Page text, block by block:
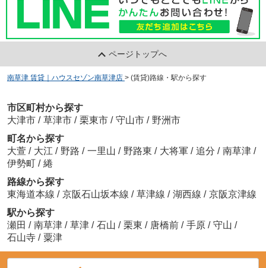
ページトップへ
南草津 賃貸｜ハウスセゾン南草津店 > (賃貸)路線・駅から探す
市区町村から探す
大津市 / 草津市 / 栗東市 / 守山市 / 野洲市
町名から探す
大萱 / 大江 / 野路 / 一里山 / 野路東 / 大将軍 / 追分 / 南草津 /
伊勢町 / 綣
路線から探す
東海道本線 / 京阪石山坂本線 / 草津線 / 湖西線 / 京阪京津線
駅から探す
瀬田 / 南草津 / 草津 / 石山 / 栗東 / 唐橋前 / 手原 / 守山 /
石山寺 / 粟津